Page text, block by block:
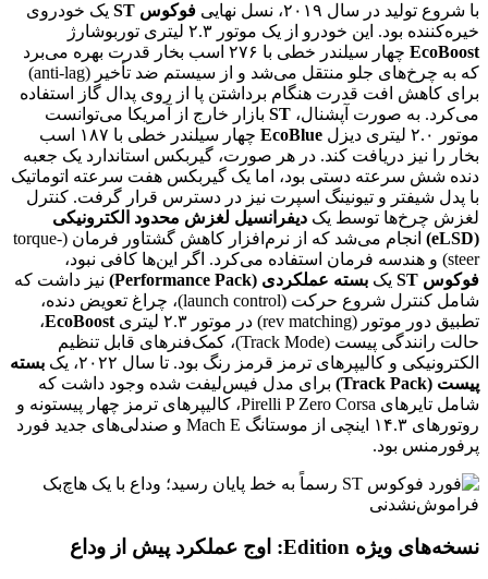
با شروع تولید در سال ۲۰۱۹، نسل نهایی فوکوس ST
یک خودروی
خیره‌کننده بود. این خودرو از یک موتور ۲.۳ لیتری توربوشارژ
EcoBoost
چهار سیلندر خطی با ۲۷۶ اسب بخار قدرت بهره می‌برد
که به چرخ‌های جلو منتقل می‌شد و از سیستم ضد تأخیر (anti-lag)
برای کاهش افت قدرت هنگام برداشتن پا از روی پدال گاز استفاده
می‌کرد. به صورت آپشنال، ST بازار خارج از آمریکا می‌توانست
موتور ۲.۰ لیتری دیزل
EcoBlue
چهار سیلندر خطی با ۱۸۷ اسب
بخار را نیز دریافت کند. در هر صورت، گیربکس استاندارد یک جعبه
دنده شش سرعته دستی بود، اما یک گیربکس هفت سرعته اتوماتیک
با پدل شیفتر و تیونینگ اسپرت نیز در دسترس قرار گرفت. کنترل
لغزش چرخ‌ها توسط یک دیفرانسیل لغزش محدود الکترونیکی
(eLSD)
انجام می‌شد که از نرم‌افزار کاهش گشتاور فرمان (torque-
steer) و هندسه فرمان استفاده می‌کرد. اگر این‌ها کافی نبود،
فوکوس ST
یک بسته عملکردی (Performance Pack)
نیز داشت که
شامل کنترل شروع حرکت (launch control)، چراغ تعویض دنده،
تطبیق دور موتور (rev matching) در موتور ۲.۳ لیتری
EcoBoost،
حالت رانندگی پیست (Track Mode)، کمک‌فنرهای قابل تنظیم
الکترونیکی و کالیپرهای ترمز قرمز رنگ بود. تا سال ۲۰۲۲، یک
بسته
پیست (Track Pack)
برای مدل فیس‌لیفت شده وجود داشت که
شامل تایرهای Pirelli P Zero Corsa، کالیپرهای ترمز چهار پیستونه و
روتورهای ۱۴.۳ اینچی از موستانگ Mach E و صندلی‌های جدید فورد
پرفورمنس بود.
نسخه‌های ویژه Edition: اوج عملکرد پیش از وداع